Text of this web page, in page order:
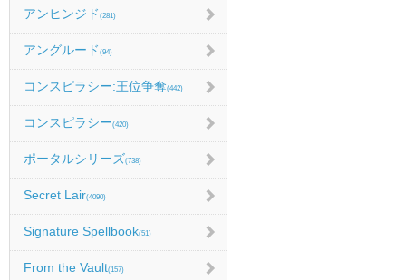
アンヒンジド (281)
アングルード (94)
コンスピラシー:王位争奪(442)
コンスピラシー(420)
ポータルシリーズ(738)
Secret Lair(4090)
Signature Spellbook(51)
From the Vault(157)